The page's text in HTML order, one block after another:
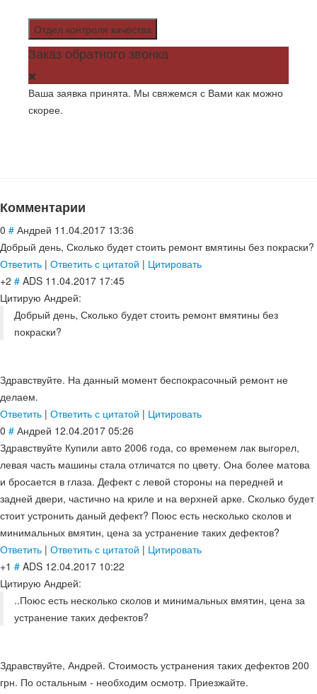
Отдел контроля качества
Заказ обратного звонка
Ваша заявка принята. Мы свяжемся с Вами как можно
скорее.